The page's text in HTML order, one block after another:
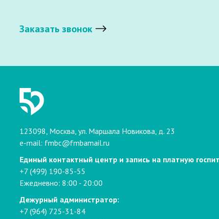
Заказать звонок
123098, Москва, ул. Маршала Новикова, д. 23
e-mail: fmbc@fmbamail.ru
Единый контактный центр и запись на платную
+7 (499) 190-85-55
Ежедневно: 8:00 - 20:00
Дежурный администратор:
+7 (964) 725-31-84